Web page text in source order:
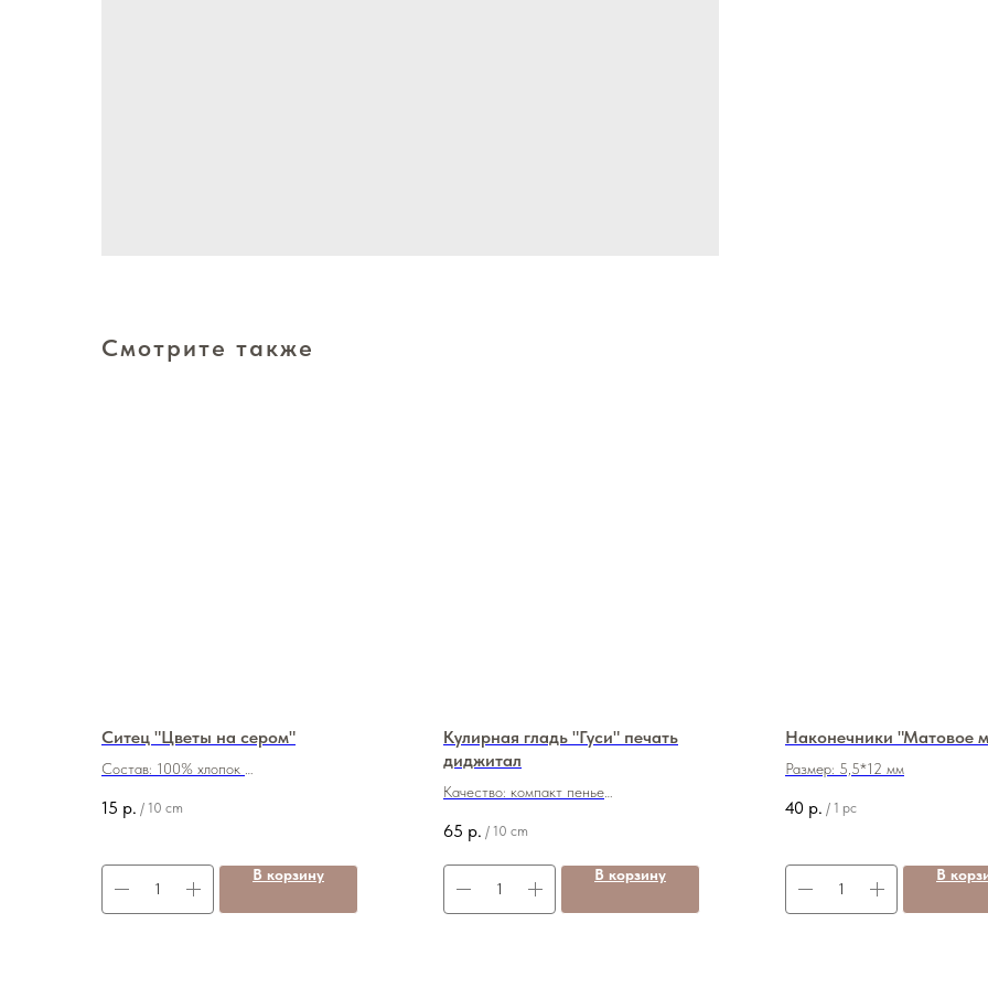
Смотрите также
Ситец "Цветы на сером"
Состав: 100% хлопок
Цена: 150 руб./м
15 р. / 10 cm
В корзину
Кулирная гладь "Гуси" печать
диджитал
Качество: компакт пенье
Состав: 95/5 (хб/лайкра)
Ширина: 180 см
Цена: 650 руб./м
65 р. / 10 cm
В корзину
Наконечники "Матовое
Размер: 5,5*12 мм
40 р. / 1 pc
В